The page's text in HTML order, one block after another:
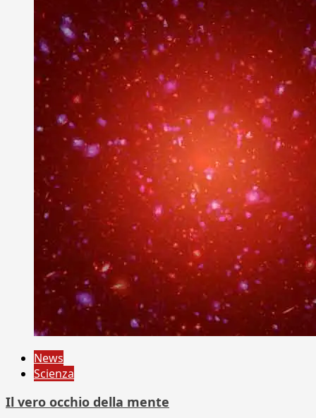
News
Scienza
Il vero occhio della mente